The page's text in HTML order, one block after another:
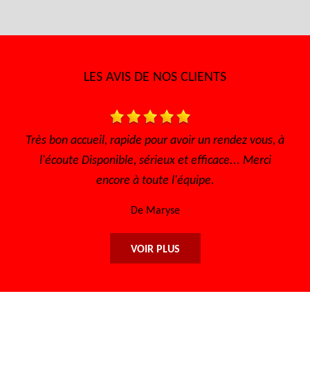
LES AVIS DE NOS CLIENTS
vous, à
Merci
Très bon accueil, le travail honnête, sérieux
efficace, les prix abordables. Certaine que j'y
retourne. Merci encore !
VOIR PLUS